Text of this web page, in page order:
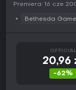
Premiera: 16 cze
Bethesda
OFFICIAL
20,96
-62%